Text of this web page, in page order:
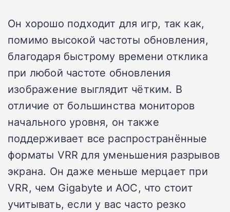
Он хорошо подходит для игр, так как,
помимо высокой частоты обновления,
благодаря быстрому времени отклика
при любой частоте обновления
изображение выглядит чётким. В
отличие от большинства мониторов
начального уровня, он также
поддерживает все распространённые
форматы VRR для уменьшения разрывов
экрана. Он даже меньше мерцает при
VRR, чем Gigabyte и AOC, что стоит
учитывать, если у вас часто резко